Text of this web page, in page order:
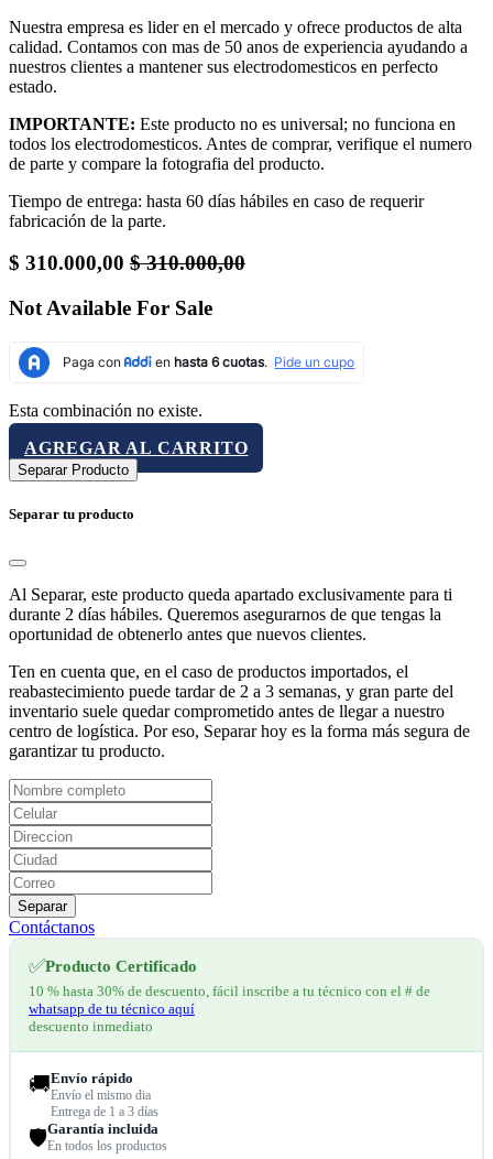
Nuestra empresa es lider en el mercado y ofrece productos de alta
calidad. Contamos con mas de 50 anos de experiencia ayudando a
nuestros clientes a mantener sus electrodomesticos en perfecto
estado.
IMPORTANTE: Este producto no es universal; no funciona en
todos los electrodomesticos. Antes de comprar, verifique el numero
de parte y compare la fotografia del producto.
Tiempo de entrega: hasta 60 días hábiles en caso de requerir
fabricación de la parte.
$ 310.000,00 $310.000,00
Not Available For Sale
Esta combinación no existe.
AGREGAR AL CARRITO
Separar Producto
Separar tu producto
Al Separar, este producto queda apartado exclusivamente para ti
durante 2 días hábiles. Queremos asegurarnos de que tengas la
oportunidad de obtenerlo antes que nuevos clientes.
Ten en cuenta que, en el caso de productos importados, el
reabastecimiento puede tardar de 2 a 3 semanas, y gran parte del
inventario suele quedar comprometido antes de llegar a nuestro
centro de logística. Por eso, Separar hoy es la forma más segura de
garantizar tu producto.
Separar
Contáctanos
✅Producto Certificado
10 % hasta 30% de descuento, fácil inscribe a tu técnico con el # de
whatsapp de tu técnico aquí
descuento inmediato
🚚Envío rápido
Envío el mismo dia
Entrega de 1 a 3 días
🛡️Garantía incluida
En todos los productos